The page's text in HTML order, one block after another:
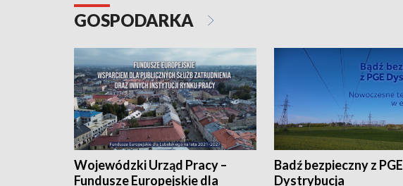
GOSPODARKA
Wojewódzki Urząd Pracy –
Fundusze Europejskie dla
Badź bezpieczny z PGE
Dystrybucja